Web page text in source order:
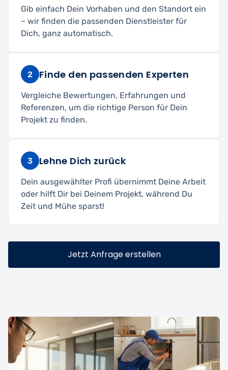
Gib einfach Dein Vorhaben und den Standort ein
– wir finden die passenden Dienstleister für
Dich, ganz automatisch.
2 Finde den passenden Experten
Vergleiche Bewertungen, Erfahrungen und
Referenzen, um die richtige Person für Dein
Projekt zu finden.
3 Lehne Dich zurück
Dein ausgewählter Profi übernimmt Deine Arbeit
oder hilft Dir bei Deinem Projekt, während Du
Zeit und Mühe sparst!
Jetzt Anfrage erstellen